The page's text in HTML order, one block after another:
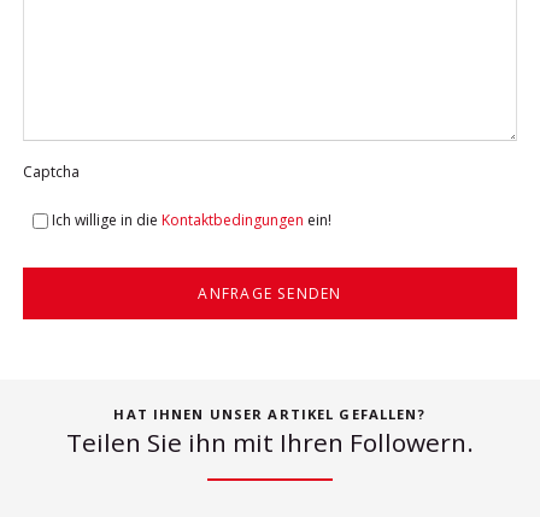
Captcha
Ich willige in die Kontaktbedingungen ein!
ANFRAGE SENDEN
HAT IHNEN UNSER ARTIKEL GEFALLEN?
Teilen Sie ihn mit Ihren Followern.